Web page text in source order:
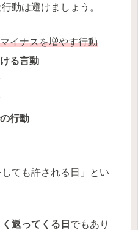
動は避けましょう。
マイナスを増やす行動
る言動
行動
ても許される日」とい
返ってくる日 でもあり